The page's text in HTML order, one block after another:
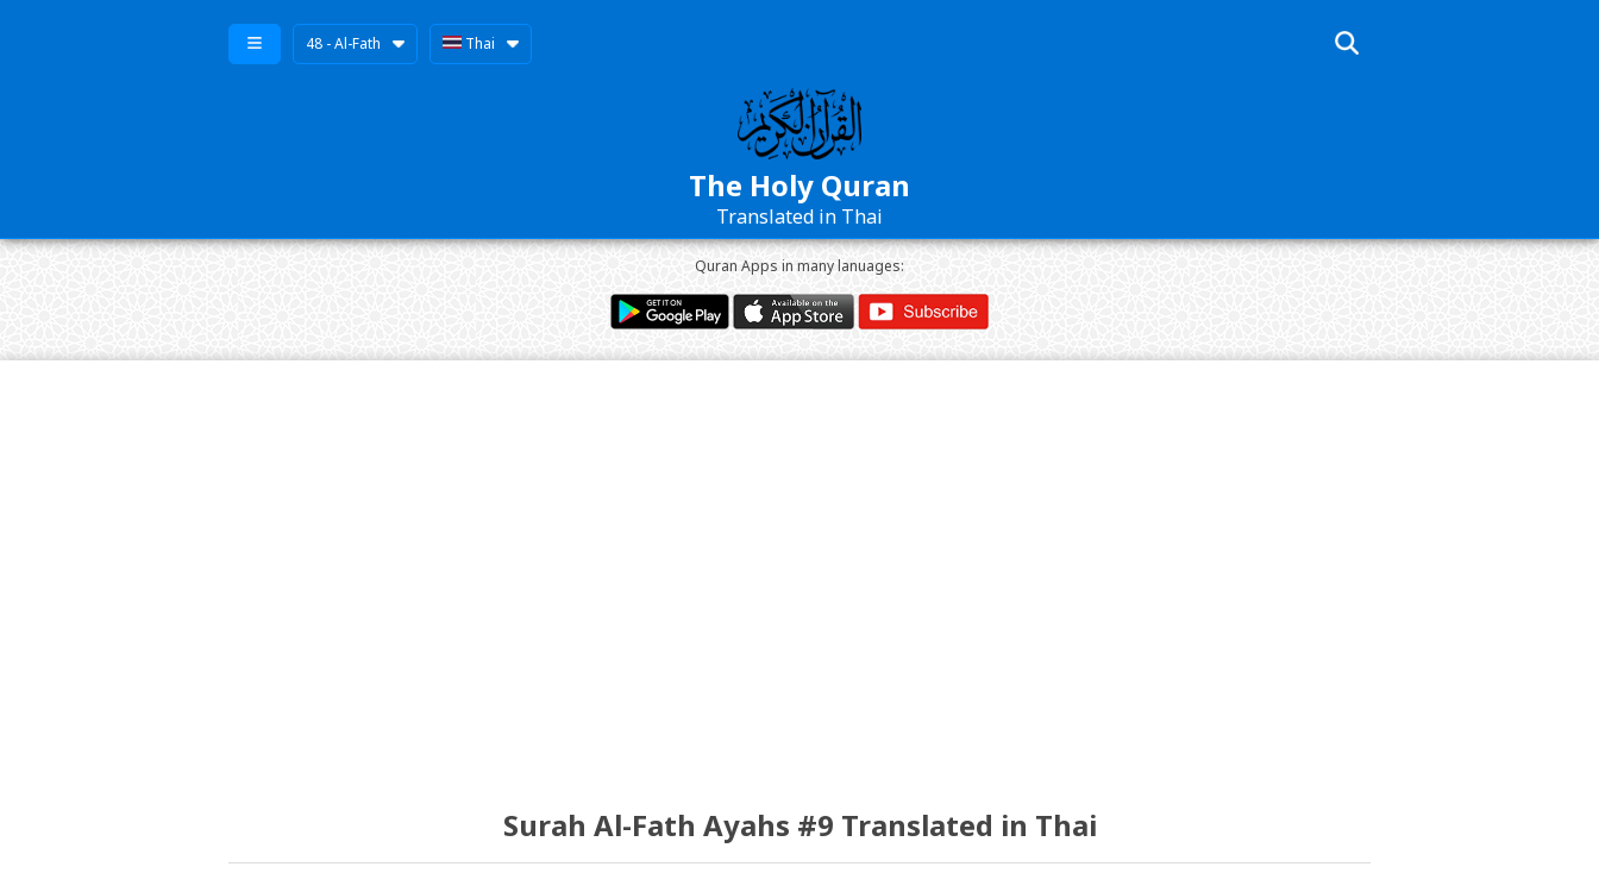
48 - Al-Fath Thai
The Holy Quran
Translated in Thai
Quran Apps in many lanuages:
Surah Al-Fath Ayahs #9 Translated in Thai